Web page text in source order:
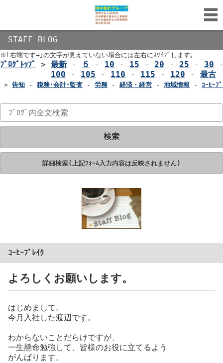
STAFF BLOG
※｢右端です→｣の文字が見えていない場合には左右にｽﾜｲﾌﾟします｡
ﾌﾞﾛｸﾞﾄｯﾌﾟ > 最新 - ５ - 10 - 15 - 20 - 25 - 30
100 - 105 - 110 - 115 - 120 - 最古
> 告知 - 税務･会計･監査 - 労務 - 経済・経営 - 地域情報 - ｺｰﾋｰﾌ
検索
詳細検索(上記ﾌｫｰﾑ入力内容は反映されません)
ｺｰﾋｰﾌﾞﾚｲｸ
よろしくお願いします。
はじめまして。
今月入社した渡辺です。
わからないことだらけですが、
一生懸命勉強して、皆様のお役に立てるよう
がんばります。